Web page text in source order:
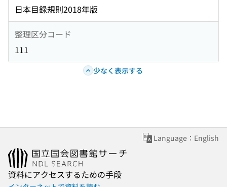
日本目録規則2018年版
整理区分コード
111
少なく表示する
Language：English
資料にアクセスするための手段